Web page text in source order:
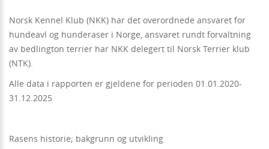
Norsk Kennel Klub (NKK) har det overordnede ansvaret for
hundeavl og hunderaser i Norge, ansvaret rundt forvaltning
av bedlington terrier har NKK delegert til Norsk Terrier klub
(NTK).
Alle data i rapporten er gjeldene for perioden 01.01.2020-
31.12.2025
Rasens historie; bakgrunn og utvikling